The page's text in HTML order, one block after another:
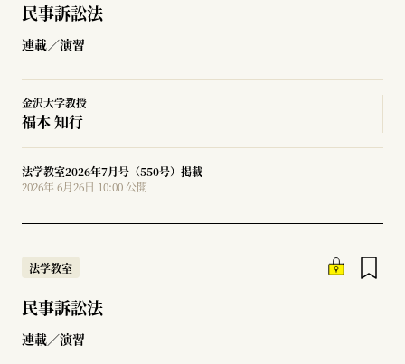
民事訴訟法
連載／演習
金沢大学教授
福本 知行
法学教室2026年7月号（550号）掲載
2026年 6月26日 10:00 公開
法学教室
民事訴訟法
連載／演習